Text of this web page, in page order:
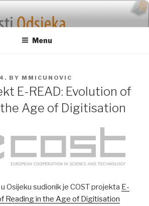
Menu
BY MMICUNOVIC
E-READ: Evolution of
Age of Digitisation
Osijeku sudionik je COST projekta E-
Reading in the Age of Digitisation